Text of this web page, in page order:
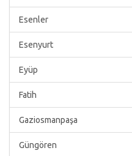
Esenler
Esenyurt
Eyüp
Fatih
Gaziosmanpaşa
Güngören